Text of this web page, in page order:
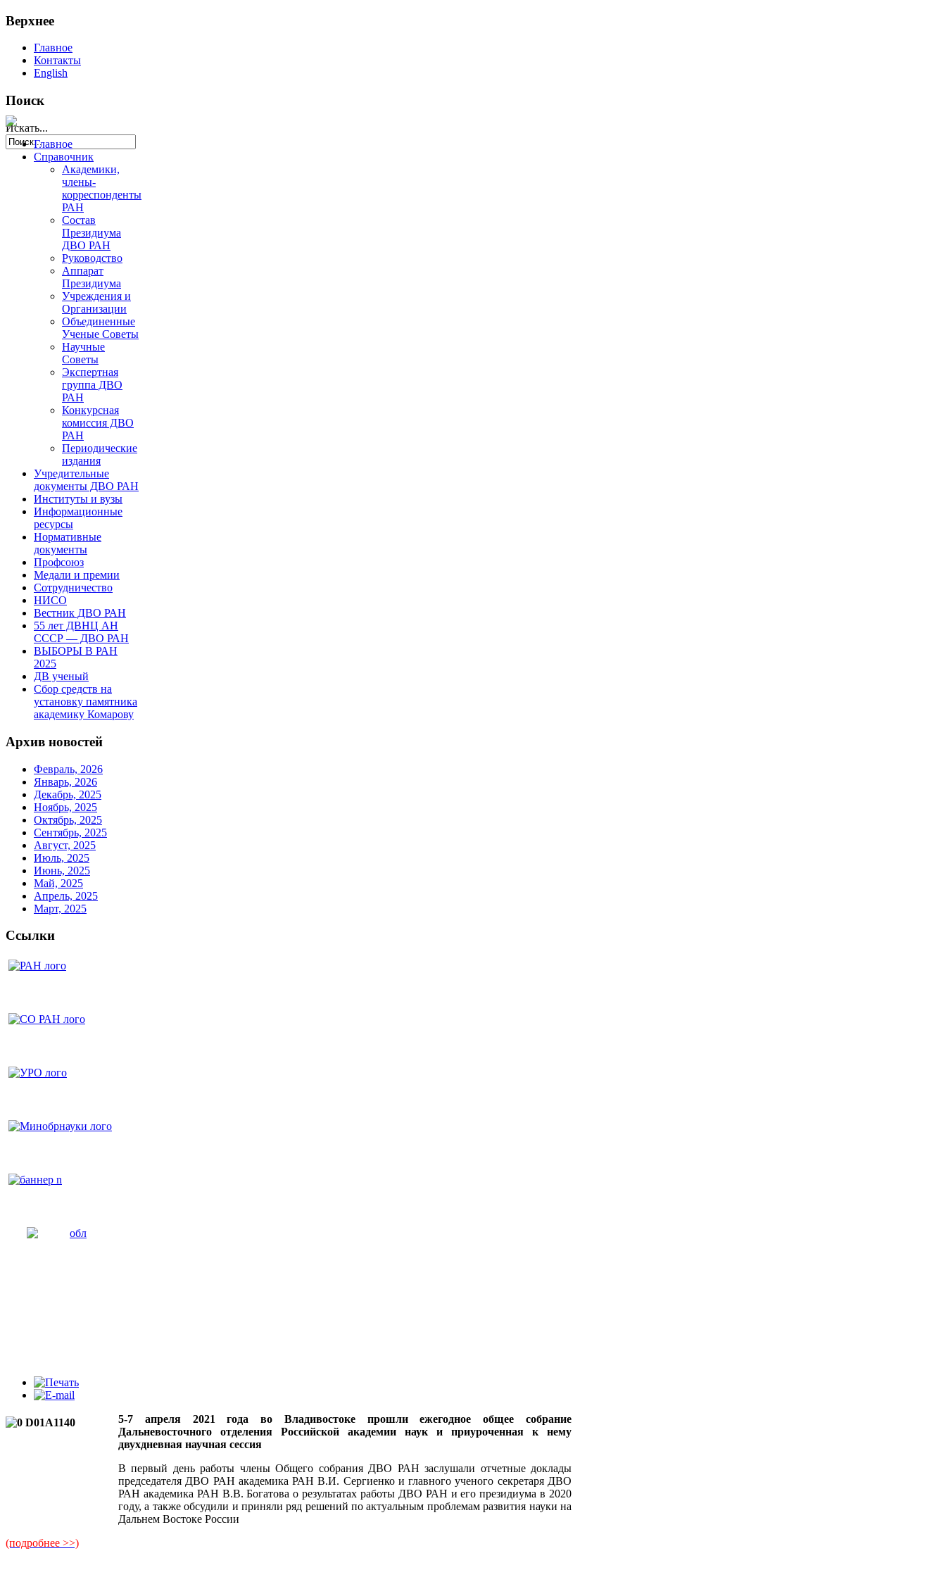
Верхнее
Главное
Контакты
English
Поиск
Искать...
Главное
Справочник
Академики,
члены-
корреспонденты
РАН
Состав
Президиума
ДВО РАН
Руководство
Аппарат
Президиума
Учреждения и
Организации
Объединенные
Ученые Советы
Научные
Советы
Экспертная
группа ДВО
РАН
Конкурсная
комиссия ДВО
РАН
Периодические
издания
Учредительные
документы ДВО РАН
Институты и вузы
Информационные
ресурсы
Нормативные
документы
Профсоюз
Медали и премии
Сотрудничество
НИСО
Вестник ДВО РАН
55 лет ДВНЦ АН
СССР — ДВО РАН
ВЫБОРЫ В РАН
2025
ДВ ученый
Сбор средств на
установку памятника
академику Комарову
Архив новостей
Февраль, 2026
Январь, 2026
Декабрь, 2025
Ноябрь, 2025
Октябрь, 2025
Сентябрь, 2025
Август, 2025
Июль, 2025
Июнь, 2025
Май, 2025
Апрель, 2025
Март, 2025
Ссылки
5-7 апреля 2021 года во Владивостоке прошли ежегодное общее собрание
Дальневосточного отделения Российской академии наук и приуроченная к нему
двухдневная научная сессия
В первый день работы члены Общего собрания ДВО РАН заслушали отчетные доклады
председателя ДВО РАН академика РАН В.И. Сергиенко и главного ученого секретаря ДВО
РАН академика РАН В.В. Богатова о результатах работы ДВО РАН и его президиума в 2020
году, а также обсудили и приняли ряд решений по актуальным проблемам развития науки на
Дальнем Востоке России
(подробнее >>)